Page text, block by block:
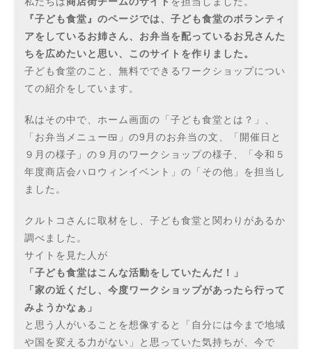
『子ども食堂』のページでは、子ども食堂のボランティ
アをしているお姉さん、お弁当を配っているお兄さんた
ちを広めたいと思い、このサイトを作りました。
子ども食堂のこと、無料でできるワークショップについ
ての紹介をしています。
私はその中で、ホーム画面の「子ども食堂とは？」、
「お弁当メニュー🍱」の9月のお弁当の文、「開催日と
９月の様子」の９月のワークショップの様子、「令和５
年度商店会ハロウィンイベント」の「その他」を担当し
ました。
クルトコさんに取材をし、子ども食堂と関わりがあるか
調べました。
サイトを見た人が
「子ども食堂はこんな活動をしていたんだ！」
「家の近くだし、今度ワークショップがあったら行って
みようかなぁ」
と思う人がいることを想像すると「自分には今まで地域
や国を変える力がない」と思っていた気持ちが、今で